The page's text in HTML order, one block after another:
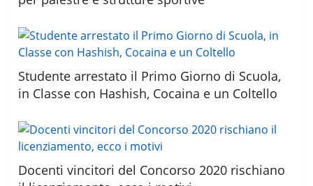
Studente arrestato il Primo Giorno di Scuola,
in Classe con Hashish, Cocaina e un Coltello
Docenti vincitori del Concorso 2020 rischiano